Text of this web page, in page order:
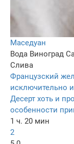
Маседуан
Вода Виноград
Слива
Французский
исключительно
Десерт хоть и
особенности
1 ч. 20 мин
2